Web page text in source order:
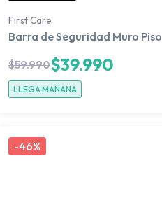
First Care
Barra de Seguridad Muro Piso
$59.990$39.990
LLEGA MAÑANA
-46%